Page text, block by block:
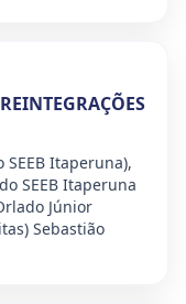
Itaperuna),
SEEB Itaperuna
Júnior
Sebastião